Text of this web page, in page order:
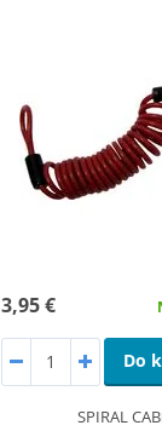
3,95 €
Do
SPIRAL